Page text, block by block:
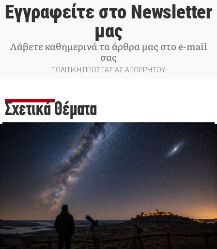
Εγγραφείτε στο Newsletter
μας
Λάβετε καθημερινά τα άρθρα μας στο e-mail
σας
ΠΟΛΙΤΙΚΗ ΠΡΟΣΤΑΣΙΑΣ ΑΠΟΡΡΗΤΟΥ
Σχετικά Θέματα